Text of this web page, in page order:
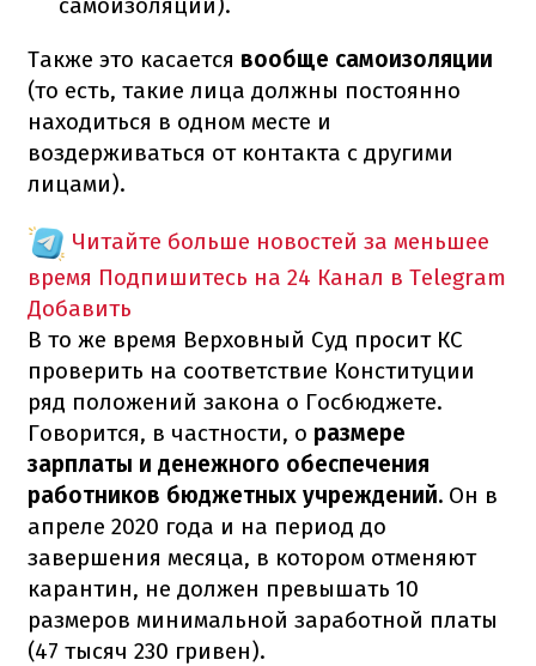
Также это касается вообще самоизоляции
(то есть, такие лица должны постоянно
находиться в одном месте и
воздерживаться от контакта с другими
лицами).
Читайте больше новостей за меньшее
время Подпишитесь на 24 Канал в Telegram
Добавить
В то же время Верховный Суд просит КС
проверить на соответствие Конституции
ряд положений закона о Госбюджете.
Говорится, в частности, о размере
зарплаты и денежного обеспечения
работников бюджетных учреждений. Он в
апреле 2020 года и на период до
завершения месяца, в котором отменяют
карантин, не должен превышать 10
размеров минимальной заработной платы
(47 тысяч 230 гривен).